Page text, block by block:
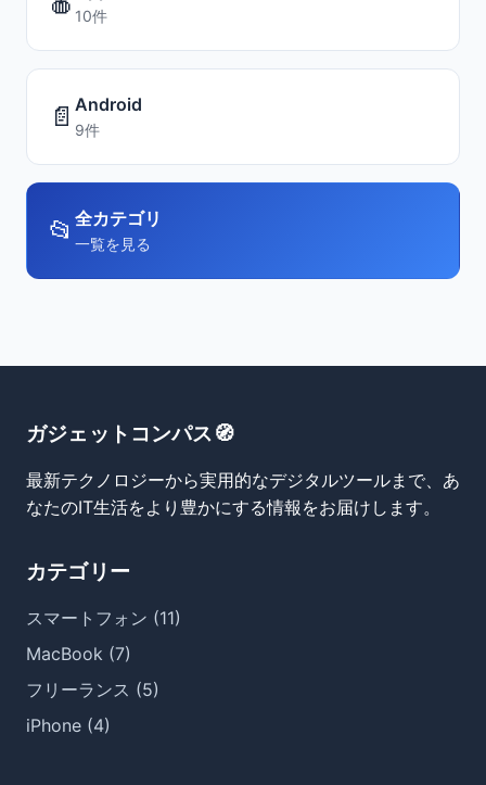
10件
📄 Android
9件
📂 全カテゴリ
一覧を見る
ガジェットコンパス🧭
最新テクノロジーから実用的なデジタルツールまで、あ
なたのIT生活をより豊かにする情報をお届けします。
カテゴリー
スマートフォン (11)
MacBook (7)
フリーランス (5)
iPhone (4)